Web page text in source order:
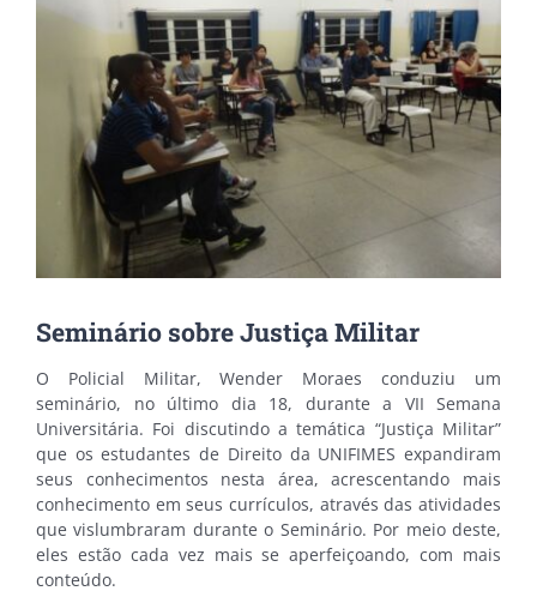
Seminário sobre Justiça Militar
O Policial Militar, Wender Moraes conduziu um
seminário, no último dia 18, durante a VII Semana
Universitária. Foi discutindo a temática “Justiça Militar”
que os estudantes de Direito da UNIFIMES expandiram
seus conhecimentos nesta área, acrescentando mais
conhecimento em seus currículos, através das atividades
que vislumbraram durante o Seminário. Por meio deste,
eles estão cada vez mais se aperfeiçoando, com mais
conteúdo.